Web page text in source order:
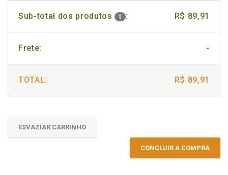
Sub-total dos produtos 1 : R$ 89,91
Frete: -
TOTAL: R$ 89,91
ESVAZIAR CARRINHO
CONCLUIR A COMPRA